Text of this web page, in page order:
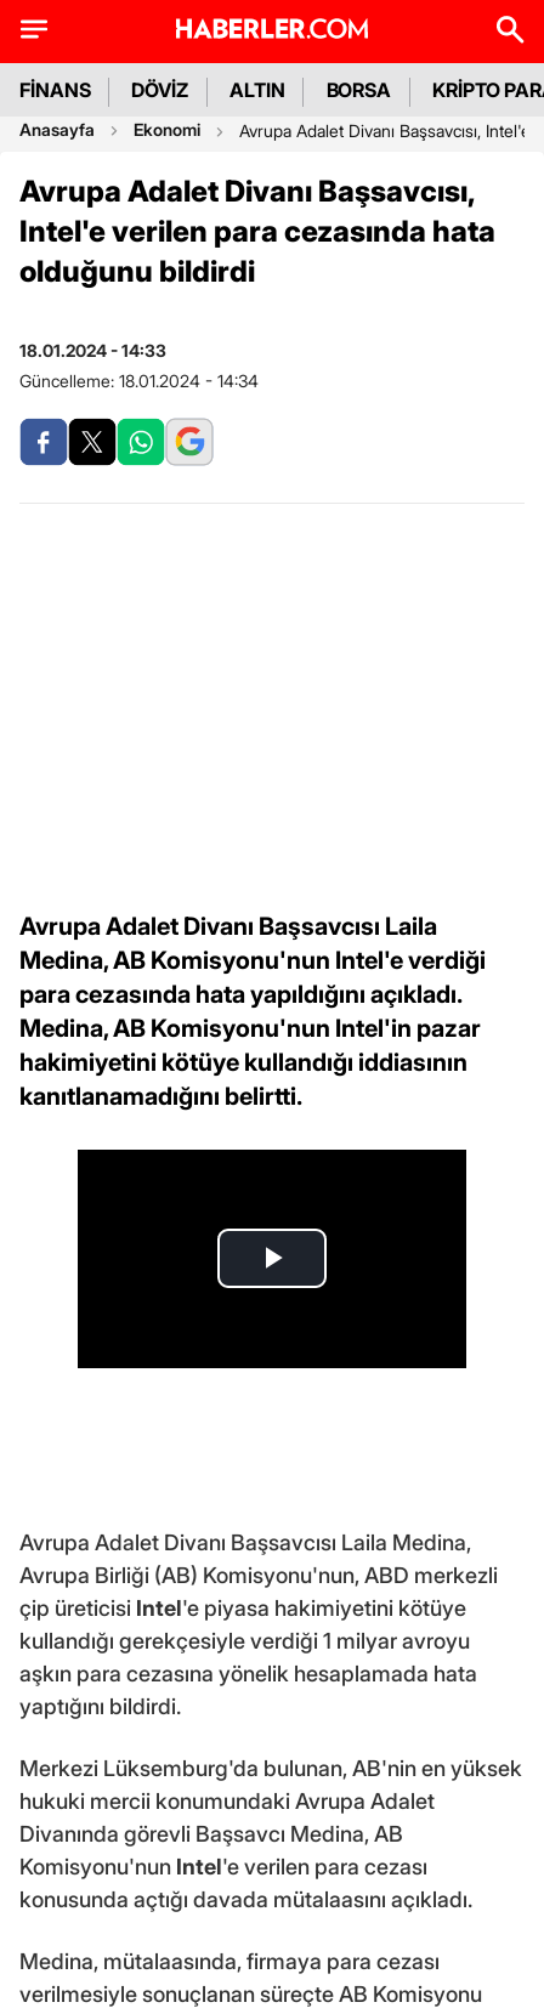
FİNANS DÖVİZ ALTIN BORSA KRİPTO
Anasayfa Ekonomi Avrupa Adalet Divanı Başsavcısı,
Avrupa Adalet Divanı Başsavcısı,
Intel'e verilen para cezasında hata
olduğunu bildirdi
18.01.2024 - 14:33
Güncelleme: 18.01.2024 - 14:34
Avrupa Adalet Divanı Başsavcısı Laila
Medina, AB Komisyonu'nun Intel'e verdiği
para cezasında hata yapıldığını açıkladı.
Medina, AB Komisyonu'nun Intel'in pazar
hakimiyetini kötüye kullandığı iddiasının
kanıtlanamadığını belirtti.
Avrupa Adalet Divanı Başsavcısı Laila Medina,
Avrupa Birliği (AB) Komisyonu'nun, ABD merkezli
çip üreticisi Intel'e piyasa hakimiyetini kötüye
kullandığı gerekçesiyle verdiği 1 milyar avroyu
aşkın para cezasına yönelik hesaplamada hata
yaptığını bildirdi.
Merkezi Lüksemburg'da bulunan, AB'nin en yüksek
hukuki mercii konumundaki Avrupa Adalet
Divanında görevli Başsavcı Medina, AB
Komisyonu'nun Intel'e verilen para cezası
konusunda açtığı davada mütalaasını açıkladı.
Medina, mütalaasında, firmaya para cezası
verilmesiyle sonuçlanan süreçte AB Komisyonu